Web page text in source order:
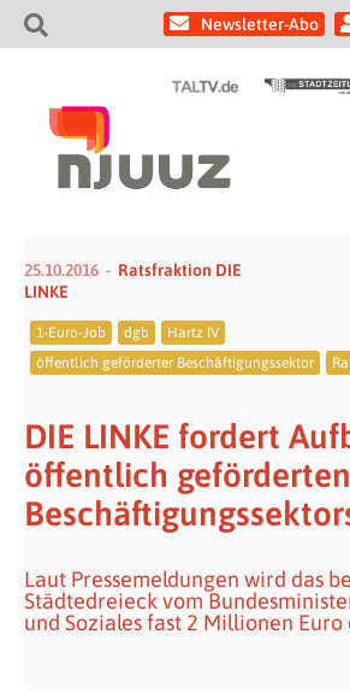
Newsletter-Abo
25.10.2016
Ratsfraktion DIE
LINKE
1-Euro-Job dgb
Hartz IV
öffentlich geförderter Beschäftigungssektor
DIE LINKE fordert
öffentlich geförderten
Laut Pressemeldungen wird das
Städtedreieck vom
und Soziales fast 2 Millionen